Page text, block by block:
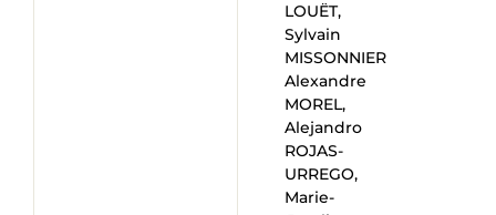
LOUËT,
Sylvain
MISSONNIER
Alexandre
MOREL,
Alejandro
ROJAS-
URREGO,
Marie-